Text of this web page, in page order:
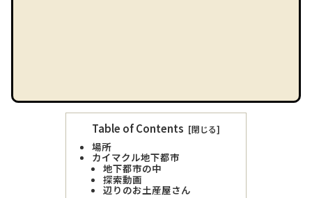
Table of Contents
場所
カイマクル地下都市
地下都市の中
探索動画
辺りのお土産屋さん